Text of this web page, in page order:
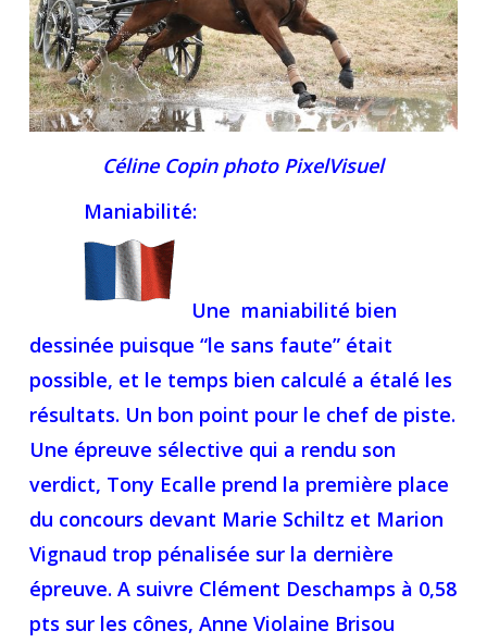
Céline Copin photo PixelVisuel
Maniabilité:
Une maniabilité bien
dessinée puisque “le sans faute” était
possible, et le temps bien calculé a étalé les
résultats. Un bon point pour le chef de piste.
Une épreuve sélective qui a rendu son
verdict, Tony Ecalle prend la première place
du concours devant Marie Schiltz et Marion
Vignaud trop pénalisée sur la dernière
épreuve. A suivre Clément Deschamps à 0,58
pts sur les cônes, Anne Violaine Brisou